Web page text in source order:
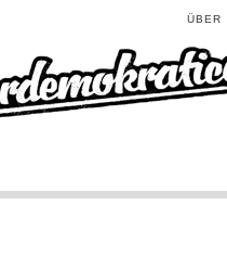
ÜBER